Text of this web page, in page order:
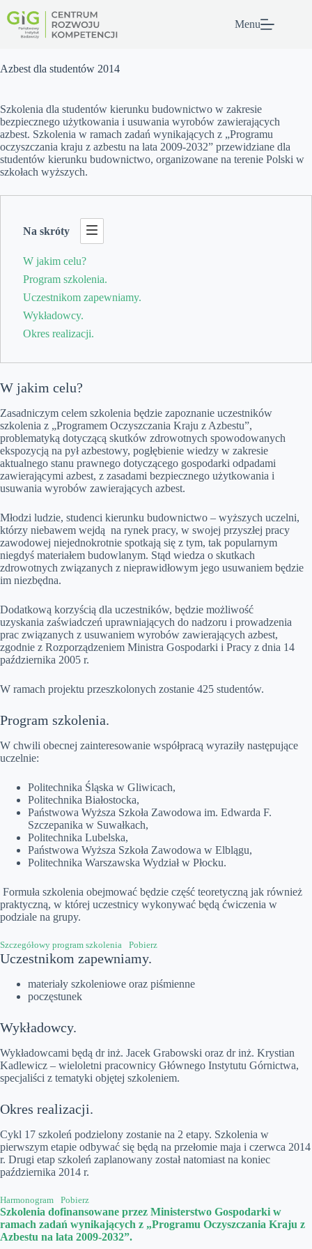
do
treści
Menu
Azbest dla studentów 2014
Szkolenia dla studentów kierunku budownictwo w zakresie
bezpiecznego użytkowania i usuwania wyrobów zawierających
azbest. Szkolenia w ramach zadań wynikających z „Programu
oczyszczania kraju z azbestu na lata 2009-2032” przewidziane dla
studentów kierunku budownictwo, organizowane na terenie Polski w
szkołach wyższych.
Na skróty
W jakim celu?
Program szkolenia.
Uczestnikom zapewniamy.
Wykładowcy.
Okres realizacji.
W jakim celu?
Zasadniczym celem szkolenia będzie zapoznanie uczestników
szkolenia z „Programem Oczyszczania Kraju z Azbestu”,
problematyką dotyczącą skutków zdrowotnych spowodowanych
ekspozycją na pył azbestowy, pogłębienie wiedzy w zakresie
aktualnego stanu prawnego dotyczącego gospodarki odpadami
zawierającymi azbest, z zasadami bezpiecznego użytkowania i
usuwania wyrobów zawierających azbest.
Młodzi ludzie, studenci kierunku budownictwo – wyższych uczelni,
którzy niebawem wejdą na rynek pracy, w swojej przyszłej pracy
zawodowej niejednokrotnie spotkają się z tym, tak popularnym
niegdyś materiałem budowlanym. Stąd wiedza o skutkach
zdrowotnych związanych z nieprawidłowym jego usuwaniem będzie
im niezbędna.
Dodatkową korzyścią dla uczestników, będzie możliwość
uzyskania zaświadczeń uprawniających do nadzoru i prowadzenia
prac związanych z usuwaniem wyrobów zawierających azbest,
zgodnie z Rozporządzeniem Ministra Gospodarki i Pracy z dnia 14
października 2005 r.
W ramach projektu przeszkolonych zostanie 425 studentów.
Program szkolenia.
W chwili obecnej zainteresowanie współpracą wyraziły następujące
uczelnie:
Politechnika Śląska w Gliwicach,
Politechnika Białostocka,
Państwowa Wyższa Szkoła Zawodowa im. Edwarda F.
Szczepanika w Suwałkach,
Politechnika Lubelska,
Państwowa Wyższa Szkoła Zawodowa w Elblągu,
Politechnika Warszawska Wydział w Płocku.
Formuła szkolenia obejmować będzie część teoretyczną jak również
praktyczną, w której uczestnicy wykonywać będą ćwiczenia w
podziale na grupy.
Szczegółowy program szkolenia Pobierz
Uczestnikom zapewniamy.
materiały szkoleniowe oraz piśmienne
poczęstunek
Wykładowcy.
Wykładowcami będą dr inż. Jacek Grabowski oraz dr inż. Krystian
Kadlewicz – wieloletni pracownicy Głównego Instytutu Górnictwa,
specjaliści z tematyki objętej szkoleniem.
Okres realizacji.
Cykl 17 szkoleń podzielony zostanie na 2 etapy. Szkolenia w
pierwszym etapie odbywać się będą na przełomie maja i czerwca 2014
r. Drugi etap szkoleń zaplanowany został natomiast na koniec
października 2014 r.
Harmonogram Pobierz
Szkolenia dofinansowane przez Ministerstwo Gospodarki w
ramach zadań wynikających z „Programu Oczyszczania Kraju z
Azbestu na lata 2009-2032”.